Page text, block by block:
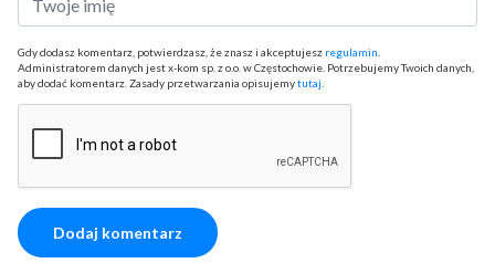
Gdy dodasz komentarz, potwierdzasz, że znasz i akceptujesz regulamin
Administratorem danych jest x-kom sp. z o.o. w Częstochowie. Potrzebujemy Twoich danych,
aby dodać komentarz. Zasady przetwarzania opisujemytutaj